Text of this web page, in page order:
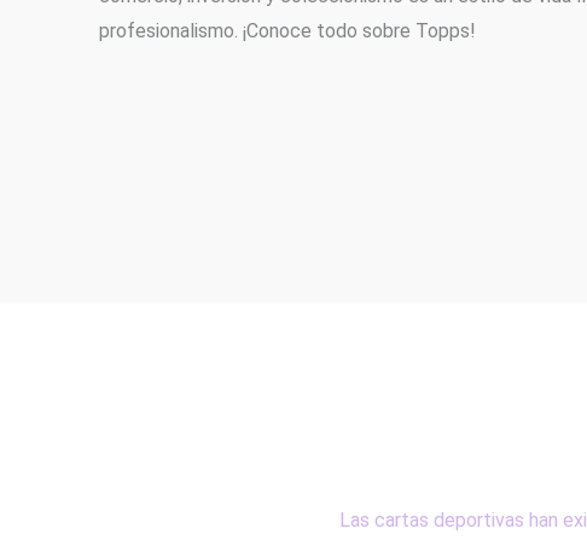
profesionalismo. ¡Conoce todo sobre Topps!
Las cartas deportivas han